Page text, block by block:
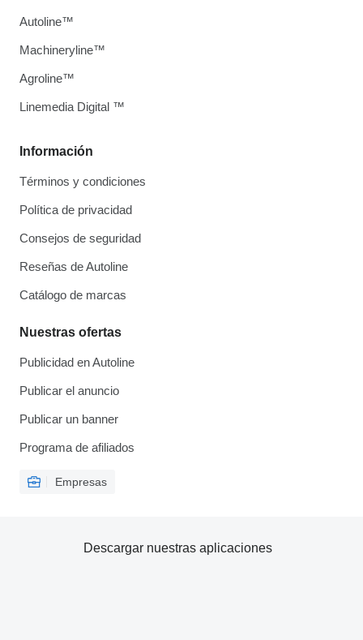
Información
Términos y condiciones
Política de privacidad
Consejos de seguridad
Reseñas de Autoline
Catálogo de marcas
Nuestras ofertas
Publicidad en Autoline
Publicar el anuncio
Publicar un banner
Programa de afiliados
Empresas
Autoline™
Machineryline™
Agroline™
Linemedia Digital ™
Descargar nuestras aplicaciones